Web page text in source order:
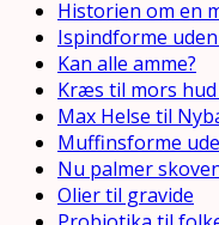
Historien om en
Ispindforme
Kan alle amme?
Kræs til mors
Max Helse til
Muffinsforme
Nu palmer
Olier til gravide